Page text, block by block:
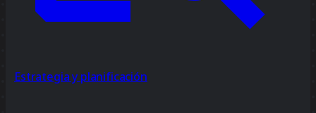
Estrategia y planificación